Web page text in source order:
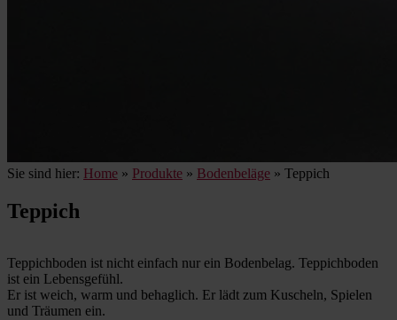
Sie sind hier: Home » Produkte » Bodenbeläge » Teppich
Teppich
Teppichboden ist nicht einfach nur ein Bodenbelag. Teppichboden
ist ein Lebensgefühl.
Er ist weich, warm und behaglich. Er lädt zum Kuscheln, Spielen
und Träumen ein.